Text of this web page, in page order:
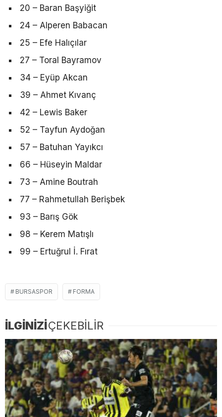
20 – Baran Başyiğit
24 – Alperen Babacan
25 – Efe Halıçılar
27 – Toral Bayramov
34 – Eyüp Akcan
39 – Ahmet Kıvanç
42 – Lewis Baker
52 – Tayfun Aydoğan
57 – Batuhan Yayıkcı
66 – Hüseyin Maldar
73 – Amine Boutrah
77 – Rahmetullah Berişbek
93 – Barış Gök
98 – Kerem Matışlı
99 – Ertuğrul İ. Fırat
BURSASPOR FORMA
İLGİNİZİÇEKEBİLİR